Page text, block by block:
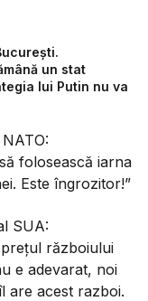
un stat
lui Putin nu va
folosească iarna
Este îngrozitor!”
SUA:
războiului
e adevarat, noi
are acest razboi.